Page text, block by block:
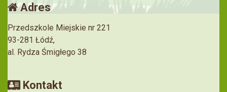
Adres
Przedszkole Miejskie nr 221
93-281 Łódź,
al. Rydza Śmigłego 38
Kontakt